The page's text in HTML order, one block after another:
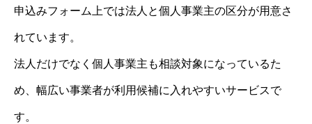
申込みフォーム上では法人と個人事業主の区分が用意さ
れています。
法人だけでなく個人事業主も相談対象になっているた
め、幅広い事業者が利用候補に入れやすいサービスで
す。